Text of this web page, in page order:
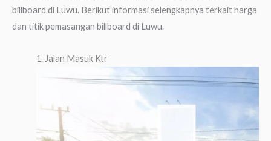
billboard di Luwu. Berikut informasi selengkapnya terkait harga
dan titik pemasangan billboard di Luwu.
1. Jalan Masuk Ktr